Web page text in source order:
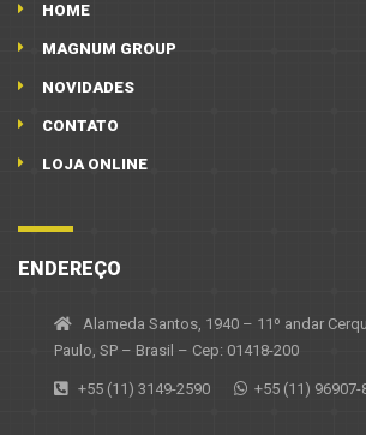
HOME
MAGNUM GROUP
NOVIDADES
CONTATO
LOJA ONLINE
ENDEREÇO
Alameda Santos, 1940 – 11º andar
Paulo, SP – Brasil – Cep: 01418-200
+55 (11) 3149-2590 +55 (11) 96907-